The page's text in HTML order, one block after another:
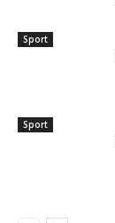
Sport
Sport